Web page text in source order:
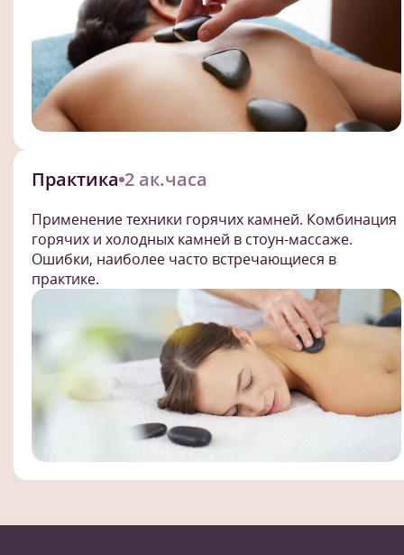
Практика 2 ак.часа
Применение техники горячих камней. Комбинация
горячих и холодных камней в стоун-массаже.
Ошибки, наиболее часто встречающиеся в
практике.